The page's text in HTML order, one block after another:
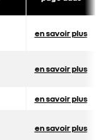
en savoir plus
en savoir plus
en savoir plus
en savoir plus